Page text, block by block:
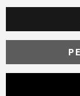
© Powered
Corso